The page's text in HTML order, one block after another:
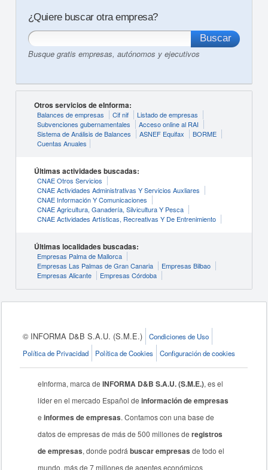
¿Quiere buscar otra empresa?
Busque gratis empresas, autónomos y ejecutivos
Otros servicios de eInforma:
Balances de empresas Cif nif
Listado de empresas
Subvenciones gubernamentales
Acceso online al RAI
Sistema de Análisis de Balances
ASNEF Equifax
BORME
Cuentas Anuales
Últimas actividades buscadas:
CNAE Otros Servicios
CNAE Actividades Administrativas Y Servicios Auxliares
CNAE Información Y Comunicaciones
CNAE Agricultura, Ganadería, Silvicultura Y Pesca
CNAE Actividades Artísticas, Recreativas Y De Entrenimiento
Últimas localidades buscadas:
Empresas Palma de Mallorca
Empresas Las Palmas de Gran Canaria
Empresas Bilbao
Empresas Alicante
Empresas Córdoba
© INFORMA D&B S.A.U. (S.M.E.)
Condiciones de Uso
Política de Privacidad
Política de Cookies Configuración de cookies
eInforma, marca deINFORMA D&B S.A.U. (S.M.E.), es el
líder en el mercado Español deinformación de empresas
einformes de empresas. Contamos con una base de
datos de empresas de más de 500 millones deregistros
de empresas, donde podrábuscar empresas de todo el
mundo, más de 7 millones de agentes económicos